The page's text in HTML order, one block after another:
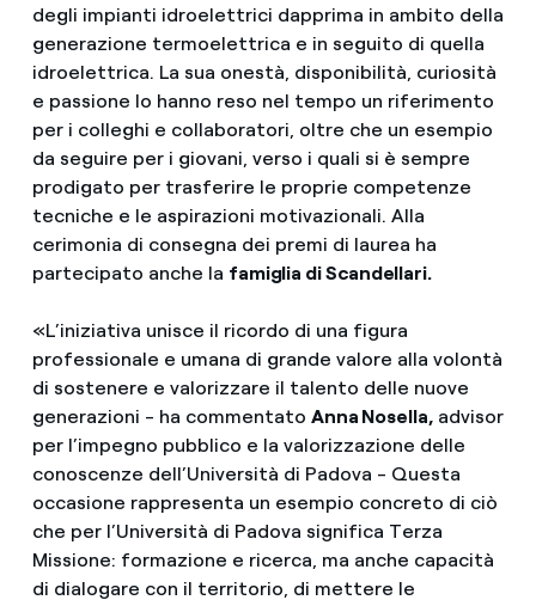
degli impianti idroelettrici dapprima in ambito della
generazione termoelettrica e in seguito di quella
idroelettrica. La sua onestà, disponibilità, curiosità
e passione lo hanno reso nel tempo un riferimento
per i colleghi e collaboratori, oltre che un esempio
da seguire per i giovani, verso i quali si è sempre
prodigato per trasferire le proprie competenze
tecniche e le aspirazioni motivazionali. Alla
cerimonia di consegna dei premi di laurea ha
partecipato anche la famiglia di Scandellari.
«L’iniziativa unisce il ricordo di una figura
professionale e umana di grande valore alla volontà
di sostenere e valorizzare il talento delle nuove
generazioni - ha commentato Anna Nosella, advisor
per l’impegno pubblico e la valorizzazione delle
conoscenze dell’Università di Padova - Questa
occasione rappresenta un esempio concreto di ciò
che per l’Università di Padova significa Terza
Missione: formazione e ricerca, ma anche capacità
di dialogare con il territorio, di mettere le